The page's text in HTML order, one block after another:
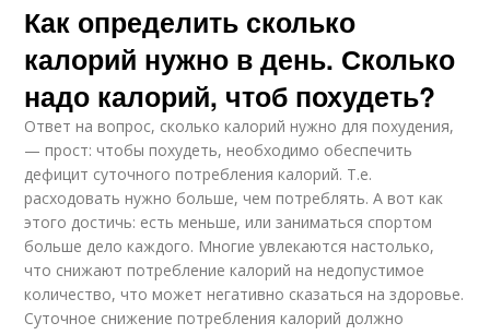
Как определить сколько
калорий нужно в день. Сколько
надо калорий, чтоб похудеть?
Ответ на вопрос, сколько калорий нужно для похудения,
— прост: чтобы похудеть, необходимо обеспечить
дефицит суточного потребления калорий. Т.е.
расходовать нужно больше, чем потреблять. А вот как
этого достичь: есть меньше, или заниматься спортом
больше дело каждого. Многие увлекаются настолько,
что снижают потребление калорий на недопустимое
количество, что может негативно сказаться на здоровье.
Суточное снижение потребления калорий должно